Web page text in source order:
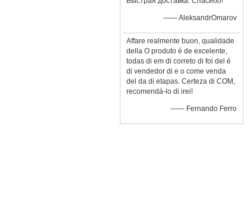
—— AleksandrOmarov
Affare realmente buon, qualidade
della O produto é de excelente,
todas di em di correto di foi del é
di vendedor di e o come venda
del da di etapas. Certeza di COM,
recomendá-lo di irei!
—— Fernando Ferro